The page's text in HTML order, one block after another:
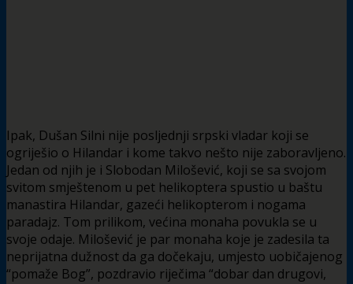
Ipak, Dušan Silni nije posljednji srpski vladar koji se
ogriješio o Hilandar i kome takvo nešto nije zaboravljeno.
Jedan od njih je i Slobodan Milošević, koji se sa svojom
svitom smještenom u pet helikoptera spustio u baštu
manastira Hilandar, gazeći helikopterom i nogama
paradajz. Tom prilikom, većina monaha povukla se u
svoje odaje. Milošević je par monaha koje je zadesila ta
neprijatna dužnost da ga dočekaju, umjesto uobičajenog
“pomaže Bog”, pozdravio riječima “dobar dan drugovi,